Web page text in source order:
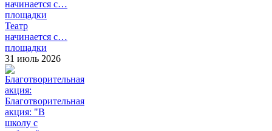
Театр
начинается с…
площадки
31 июль 2026
Благотворительная
акция: "В
школу с